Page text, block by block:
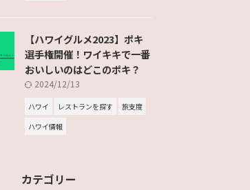
【ハワイグルメ2023】ポキ
選手権開催！ワイキキで一番
おいしいのはどこのポキ？
2024/12/13
ハワイ レストランを探す
旅支度
ハワイ情報
カテゴリー